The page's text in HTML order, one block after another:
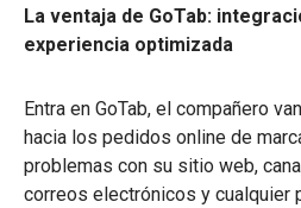
La ventaja de GoTab:
experiencia optimizada
Entra en GoTab, el compañero
hacia los pedidos online de
problemas con su sitio web,
correos electrónicos y cualquier